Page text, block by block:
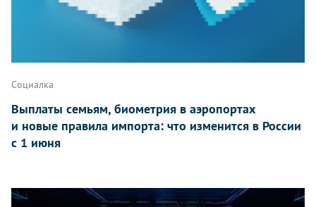
Социалка
Выплаты семьям, биометрия в аэропортах
и новые правила импорта: что изменится в России
с 1 июня